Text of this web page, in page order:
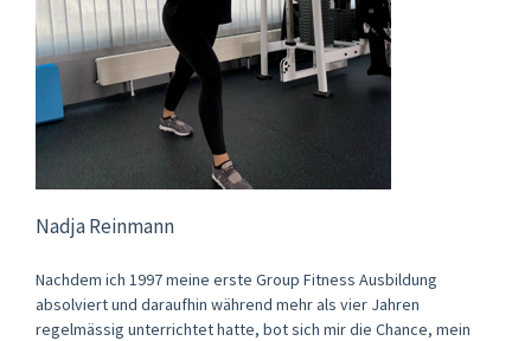
Nadja Reinmann
Nachdem ich 1997 meine erste Group Fitness Ausbildung
absolviert und daraufhin während mehr als vier Jahren
regelmässig unterrichtet hatte, bot sich mir die Chance, mein